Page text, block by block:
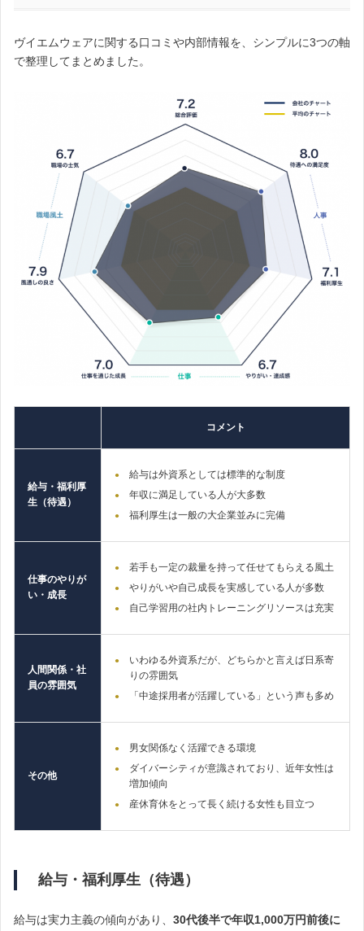
ヴイエムウェアに関する口コミや内部情報を、シンプルに3つの軸
で整理してまとめました。
コメント
給与・福利厚
生（待遇）
給与は外資系としては標準的な制度
年収に満足している人が大多数
福利厚生は一般の大企業並みに完備
仕事のやりが
い・成長
若手も一定の裁量を持って任せてもらえる風土
やりがいや自己成長を実感している人が多数
自己学習用の社内トレーニングリソースは充実
人間関係・社
員の雰囲気
いわゆる外資系だが、どちらかと言えば日系寄
りの雰囲気
「中途採用者が活躍している」という声も多め
その他
男女関係なく活躍できる環境
ダイバーシティが意識されており、近年女性は
増加傾向
産休育休をとって長く続ける女性も目立つ
給与・福利厚生（待遇）
給与は実力主義の傾向があり、 30代後半で年収1,000万円前後に